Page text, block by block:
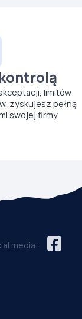
limitów
zyskujesz pełną
swojej firmy.
media: